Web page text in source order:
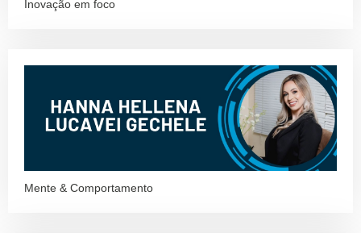
Inovação em foco
Mente & Comportamento